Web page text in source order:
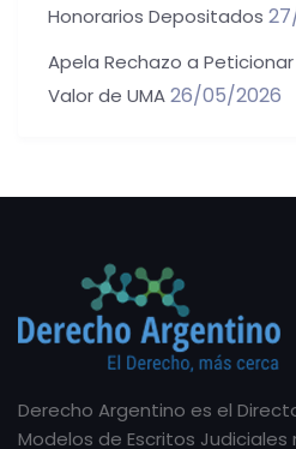
Honorarios Depositados
Apela Rechazo a
Valor de UMA26/05/2026
Derecho Argentino es el
Modelos de Escritos